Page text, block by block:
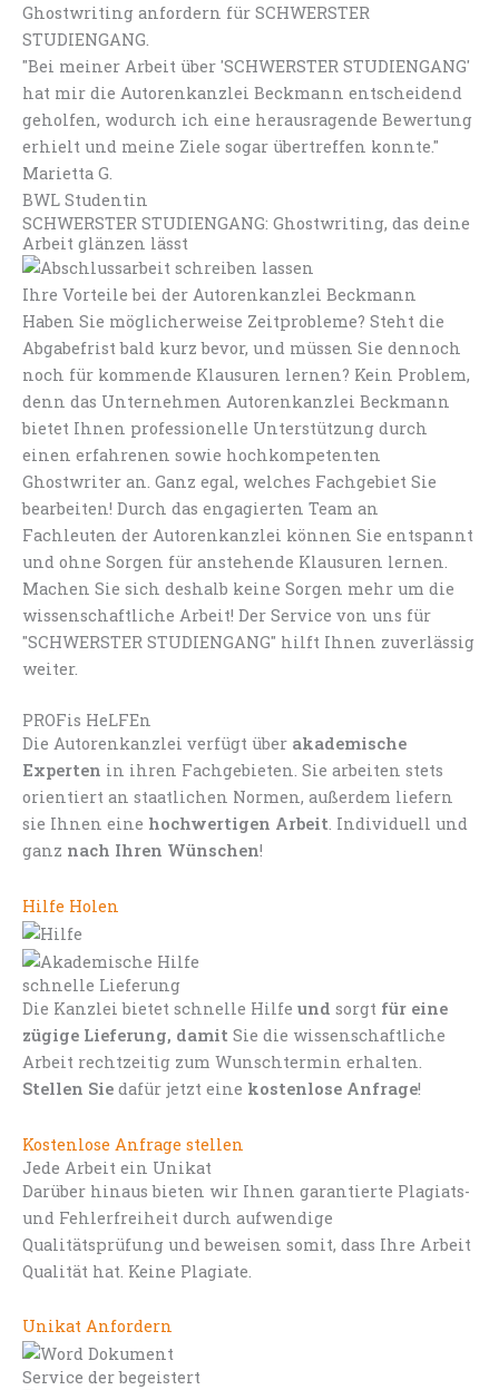
Ghostwriting anfordern für SCHWERSTER
STUDIENGANG.
"Bei meiner Arbeit über 'SCHWERSTER STUDIENGANG'
hat mir die Autorenkanzlei Beckmann entscheidend
geholfen, wodurch ich eine herausragende Bewertung
erhielt und meine Ziele sogar übertreffen konnte."
Marietta G.
BWL Studentin
SCHWERSTER STUDIENGANG: Ghostwriting, das deine
Arbeit glänzen lässt
Ihre Vorteile bei der Autorenkanzlei Beckmann
Haben Sie möglicherweise Zeitprobleme? Steht die
Abgabefrist bald kurz bevor, und müssen Sie dennoch
noch für kommende Klausuren lernen? Kein Problem,
denn das Unternehmen Autorenkanzlei Beckmann
bietet Ihnen professionelle Unterstützung durch
einen erfahrenen sowie hochkompetenten
Ghostwriter an. Ganz egal, welches Fachgebiet Sie
bearbeiten! Durch das engagierten Team an
Fachleuten der Autorenkanzlei können Sie entspannt
und ohne Sorgen für anstehende Klausuren lernen.
Machen Sie sich deshalb keine Sorgen mehr um die
wissenschaftliche Arbeit! Der Service von uns für
"SCHWERSTER STUDIENGANG" hilft Ihnen zuverlässig
weiter.
PROFis HeLFEn
Die Autorenkanzlei verfügt über akademische
Experten in ihren Fachgebieten. Sie arbeiten stets
orientiert an staatlichen Normen, außerdem liefern
sie Ihnen eine hochwertigen Arbeit. Individuell und
ganz nach Ihren Wünschen!
Hilfe Holen
schnelle Lieferung
Die Kanzlei bietet schnelle Hilfe und sorgt für eine
zügige Lieferung, damit Sie die wissenschaftliche
Arbeit rechtzeitig zum Wunschtermin erhalten.
Stellen Sie dafür jetzt eine kostenlose Anfrage!
Kostenlose Anfrage stellen
Jede Arbeit ein Unikat
Darüber hinaus bieten wir Ihnen garantierte Plagiats-
und Fehlerfreiheit durch aufwendige
Qualitätsprüfung und beweisen somit, dass Ihre Arbeit
Qualität hat. Keine Plagiate.
Unikat Anfordern
Service der begeistert